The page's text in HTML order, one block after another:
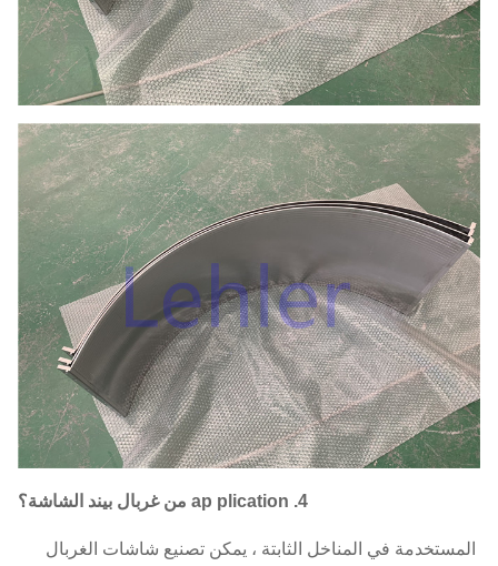
plication من غربال بيند الشاشة؟
في المناخل الثابتة ، يمكن تصنيع شاشات الغربال